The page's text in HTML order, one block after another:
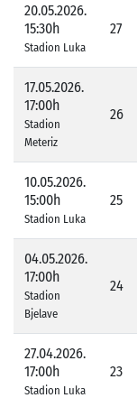
20.05.2026.
15:30h
Stadion Luka
27
17.05.2026.
17:00h
Stadion
Meteriz
26
10.05.2026.
15:00h
Stadion Luka
25
04.05.2026.
17:00h
Stadion
Bjelave
24
27.04.2026.
17:00h
Stadion Luka
23